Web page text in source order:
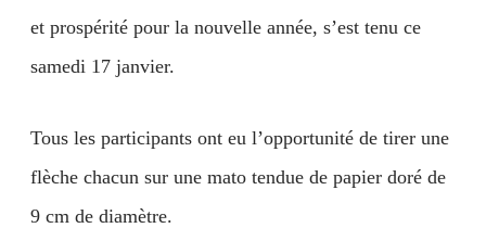
et prospérité pour la nouvelle année, s’est tenu ce
samedi 17 janvier.
Tous les participants ont eu l’opportunité de tirer une
flèche chacun sur une mato tendue de papier doré de
9 cm de diamètre.